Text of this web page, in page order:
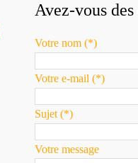
Avez-vous
Votre nom (*)
Votre e-mail (*)
Sujet (*)
Votre message